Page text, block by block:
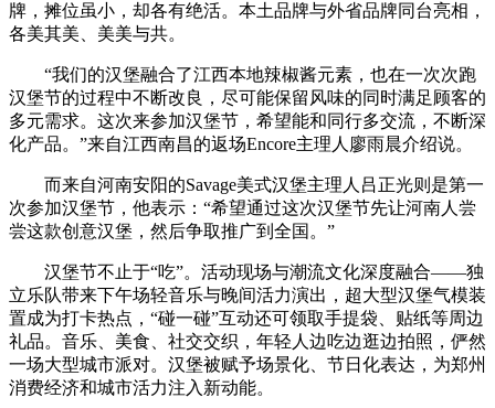
牌，摊位虽小，却各有绝活。本土品牌与外省品牌同台亮相，
各美其美、美美与共。
“我们的汉堡融合了江西本地辣椒酱元素，也在一次次跑
汉堡节的过程中不断改良，尽可能保留风味的同时满足顾客的
多元需求。这次来参加汉堡节，希望能和同行多交流，不断深
化产品。”来自江西南昌的返场Encore主理人廖雨晨介绍说。
而来自河南安阳的Savage美式汉堡主理人吕正光则是第一
次参加汉堡节，他表示：“希望通过这次汉堡节先让河南人尝
尝这款创意汉堡，然后争取推广到全国。”
汉堡节不止于“吃”。活动现场与潮流文化深度融合——独
立乐队带来下午场轻音乐与晚间活力演出，超大型汉堡气模装
置成为打卡热点，“碰一碰”互动还可领取手提袋、贴纸等周边
礼品。音乐、美食、社交交织，年轻人边吃边逛边拍照，俨然
一场大型城市派对。汉堡被赋予场景化、节日化表达，为郑州
消费经济和城市活力注入新动能。